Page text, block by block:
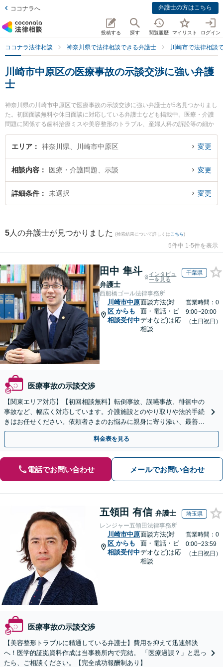
ココナラへ 弁護士の方はこちら
投稿する 探す 閲覧履歴 マイリスト ログイン
ココナラ法律相談 神奈川県で法律相談できる弁護士 川崎市で法律相談
川崎市中原区の医療事故の示談交渉に強い弁護
士
神奈川県の川崎市中原区で医療事故の示談交渉に強い弁護士が5名見つかりまし
た。初回面談無料や休日面談に対応している弁護士なども掲載中。医療・介護
問題に関係する歯科治療ミスや美容整形のトラブル、産婦人科の訴訟等の細か
な分野での絞り込み検索もでき便利です。特に武蔵小杉駅前法律事務所の稲葉
翔弁護士や武蔵小杉つばき法律事務所の太田 彩佳弁護士、橋本崇法律事務所の
今すぐに弁護士に相談したい』『医療事故の示談交渉のトラブル解決の実績豊
富な近くの弁護士を検索したい』『初回相談無料で医療事故の示談交渉を法律
相談できる川崎市中原区内の弁護士に相談予約したい』などでお困りの相談者
エリア 神奈川県、川崎市中原区 変更
相談内容 医療・介護問題、示談 変更
詳細条件 未選択 変更
5 人の弁護士が見つかりました (検索結果について詳しくは こちら)
5件中 1-5件を表示
田中 隼斗
弁護士
インタビュ
ーを見る
千葉県
西船橋ゴール法律事務所
川崎市中原
区 からも
相談受付中
面談方法(対
面・電話・ビ
デオなど)は応
相談
営業時間：0
9:00~20:00
（土日祝日）
医療事故の示談交渉
【関東エリア対応】【初回相談無料】転倒事故、誤嚥事故、徘徊中の
事故など、幅広く対応しています。介護施設とのやり取りや法的手続
きはお任せください。依頼者さまのお悩みに親身に寄り添い、最善の
結果が得られるように尽力いたします。
料金表を見る
電話でお問い合わせ メールでお問い合わせ
五領田 有信 弁護士 埼玉県
レンジャー五領田法律事務所
川崎市中原
区 からも
相談受付中
面談方法(対
面・電話・ビ
デオなど)は応
相談
営業時間：0
0:00~23:59
（土日祝日）
医療事故の示談交渉
【美容整形トラブルに精通している弁護士】費用を抑えて迅速解決
へ！医学的証拠資料作成は当事務所内で完結。 「医療過誤？」と思っ
たら、ご相談ください。【完全成功報酬制あり】